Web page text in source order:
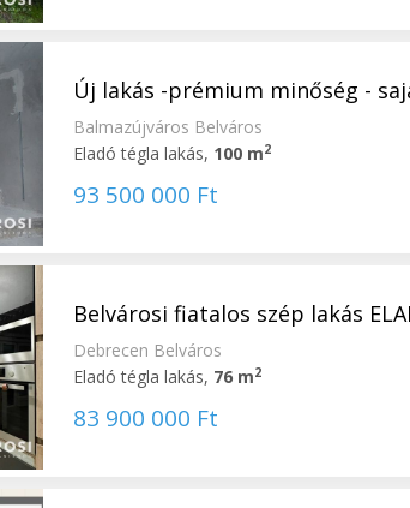
Új lakás -prémium minőség -
Balmazújváros Belváros
Eladó tégla lakás, 100 m2
93 500 000 Ft
Belvárosi fiatalos szép lakás
Debrecen Belváros
Eladó tégla lakás, 76 m2
83 900 000 Ft